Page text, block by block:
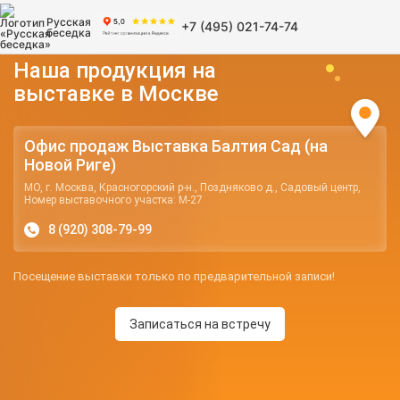
Русская
беседка
+7 (495) 021-74-74
Наша продукция на
выставке в Москве
Офис продаж Выставка Балтия Сад (на
Новой Риге)
МО, г. Москва, Красногорский р-н., Поздняково д., Садовый центр,
Номер выставочного участка: М-27
8 (920) 308-79-99
Посещение выставки только по предварительной записи!
Записаться на встречу